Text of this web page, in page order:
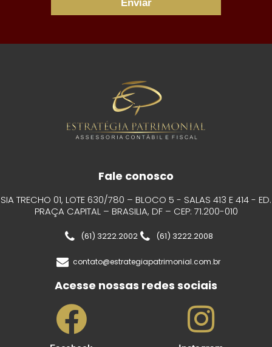
Fale conosco
SIA TRECHO 01, LOTE 630/780 – BLOCO 5 - SALAS 413 E 414 - ED.
PRAÇA CAPITAL – BRASILIA, DF – CEP: 71.200-010
(61) 3222.2002 (61) 3222.2008
contato@estrategiapatrimonial.com.br
Acesse nossas redes sociais